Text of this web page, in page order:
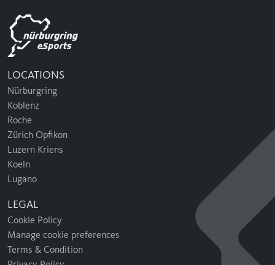
LOCATIONS
Nürburgring
Koblenz
Roche
Zürich Opfikon
Luzern Kriens
Koeln
Lugano
LEGAL
Cookie Policy
Manage cookie preferences
Terms & Condition